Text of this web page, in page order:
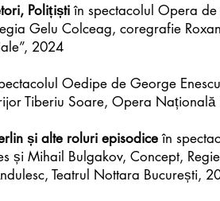
Polițiștiîn spectacolul Opera
Gelu Colceag, coregrafie
2024
Oedipe de George
Tiberiu Soare, Opera Națională
și alte roluri episodiceîn
și Mihail Bulgakov, Concept,
Teatrul Nottara București,